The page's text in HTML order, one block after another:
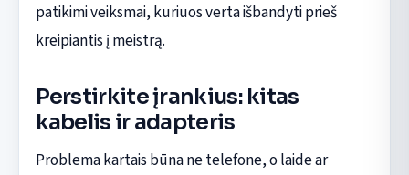
patikimi veiksmai, kuriuos verta išbandyti prieš
kreipiantis į meistrą.
Perstirkite įrankius: kitas
kabelis ir adapteris
Problema kartais būna ne telefone, o laide ar